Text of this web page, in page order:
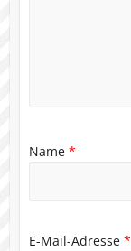
Name *
E-Mail-Adresse *